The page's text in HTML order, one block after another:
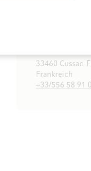
33460 Cussac-
Frankreich
+33/556 58 91